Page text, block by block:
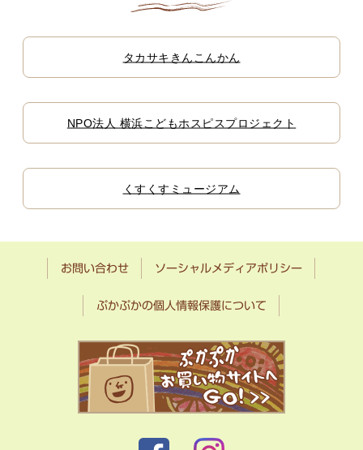
タカサキきんこんかん
NPO法人 横浜こどもホスピスプロジェクト
くすくすミュージアム
お問い合わせ ソーシャルメディアポリシー
ぷかぷかの個人情報保護について